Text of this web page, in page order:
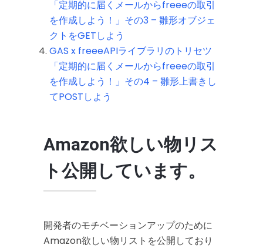
「定期的に届くメールからfreeeの取引
を作成しよう！」その3 – 雛形オブジェ
クトをGETしよう
GAS x freeeAPIライブラリのトリセツ
「定期的に届くメールからfreeeの取引
を作成しよう！」その4 – 雛形上書きし
てPOSTしよう
Amazon欲しい物リス
ト公開しています。
開発者のモチベーションアップのために
Amazon欲しい物リストを公開しており